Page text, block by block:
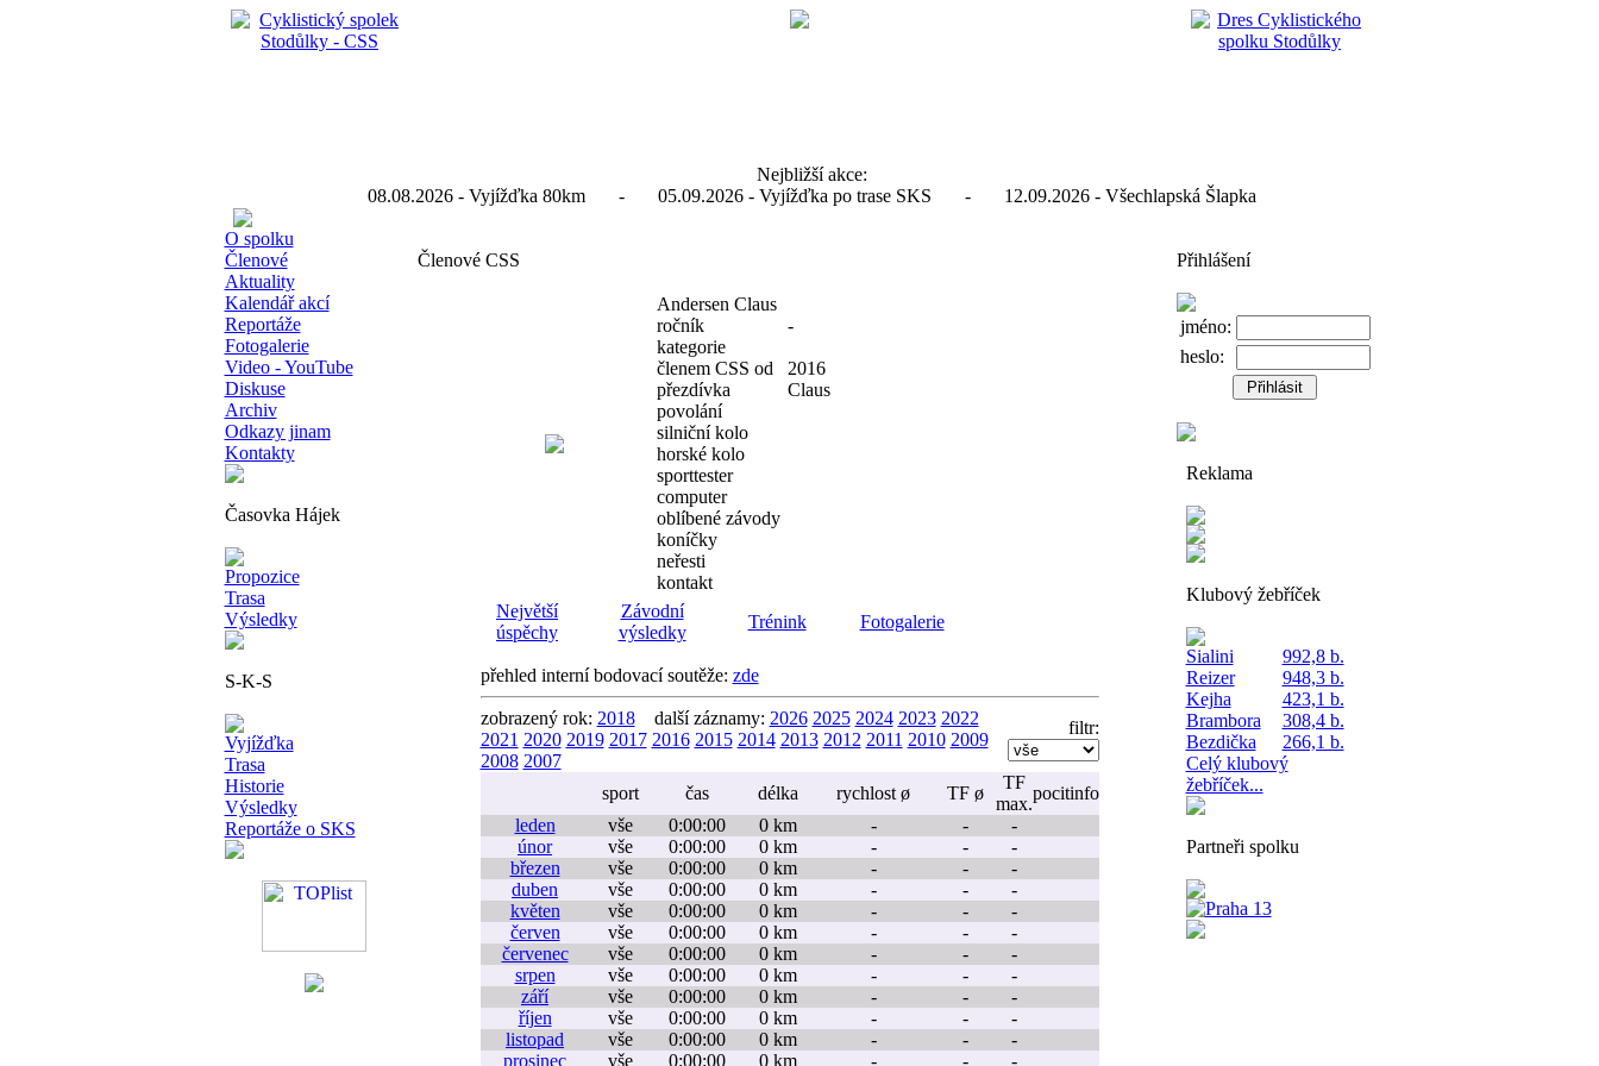
Nejbližší akce:
08.08.2026 - Vyjížďka 80km - 05.09.2026 - Vyjížďka po trase SKS - 12.09.2026 - Všechlapská Šlapka
O spolku
Členové
Aktuality
Kalendář akcí
Reportáže
Fotogalerie
Video - YouTube
Diskuse
Archiv
Odkazy jinam
Kontakty
Časovka Hájek
Propozice
Trasa
Výsledky
S-K-S
Vyjížďka
Trasa
Historie
Výsledky
Reportáže o SKS
Členové CSS
Andersen Claus
ročník
-
kategorie
členem CSS od
2016
přezdívka
Claus
povolání
silniční kolo
horské kolo
sporttester
computer
oblíbené závody
koníčky
neřesti
kontakt
Největší
úspěchy
Závodní
výsledky
Trénink Fotogalerie
přehled interní bodovací soutěže: zde
zobrazený rok: 2018další záznamy: 2026 2025 2024 2023 2022
2021 2020 2019 2017 2016 2015 2014 2013 2012 2011 2010 2009
2008 2007
filtr:
sport čas délka rychlost ø TF ø
TF
max.
pocitinfo
leden
vše 0:00:00 0 km - -
-
únor
vše 0:00:00 0 km - -
-
březen
vše 0:00:00 0 km - -
-
duben
vše 0:00:00 0 km - -
-
květen
vše 0:00:00 0 km - -
-
červen
vše 0:00:00 0 km - -
-
červenec
vše 0:00:00 0 km - -
-
srpen
vše 0:00:00 0 km - -
-
září
vše 0:00:00 0 km - -
-
říjen
vše 0:00:00 0 km - -
-
listopad
vše 0:00:00 0 km - -
-
prosinec
vše 0:00:00 0 km - - -
Přihlášení
jméno:
heslo:
Reklama
Klubový žebříček
Sialini
992,8 b.
Reizer
948,3 b.
Kejha
423,1 b.
Brambora
308,4 b.
Bezdička
266,1 b.
Celý klubový
žebříček...
Partneři spolku